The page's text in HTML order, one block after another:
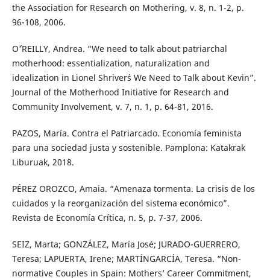
the Association for Research on Mothering, v. 8, n. 1-2, p.
96-108, 2006.
O´'REILLY, Andrea. “We need to talk about patriarchal
motherhood: essentialization, naturalization and
idealization in Lionel Shriver´s We Need to Talk about Kevin”.
Journal of the Motherhood Initiative for Research and
Community Involvement, v. 7, n. 1, p. 64-81, 2016.
PAZOS, María. Contra el Patriarcado. Economía feminista
para una sociedad justa y sostenible. Pamplona: Katakrak
Liburuak, 2018.
PÉREZ OROZCO, Amaia. “Amenaza tormenta. La crisis de los
cuidados y la reorganización del sistema económico”.
Revista de Economía Crítica, n. 5, p. 7-37, 2006.
SEIZ, Marta; GONZÁLEZ, María José; JURADO-GUERRERO,
Teresa; LAPUERTA, Irene; MARTÍNGARCÍA, Teresa. “Non-
normative Couples in Spain: Mothers’ Career Commitment,